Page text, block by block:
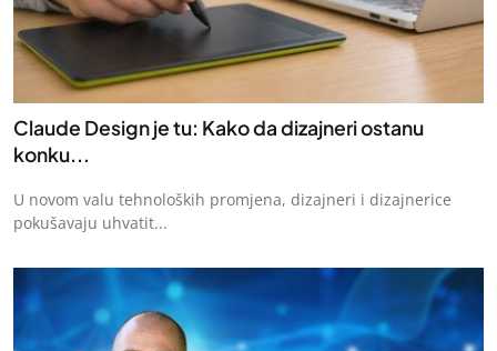
Claude Design je tu: Kako da dizajneri ostanu
konku...
U novom valu tehnoloških promjena, dizajneri i dizajnerice
pokušavaju uhvatit...